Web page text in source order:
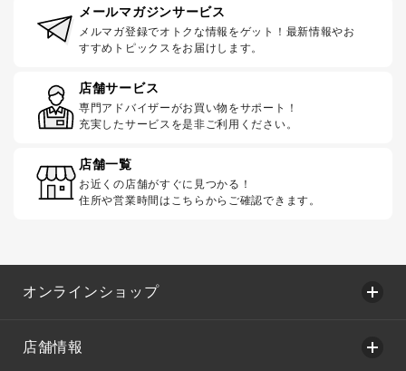
メールマガジンサービス
メルマガ登録でオトクな情報をゲット！最新情報やお
すすめトピックスをお届けします。
店舗サービス
専門アドバイザーがお買い物をサポート！
充実したサービスを是非ご利用ください。
店舗一覧
お近くの店舗がすぐに見つかる！
住所や営業時間はこちらからご確認できます。
オンラインショップ
店舗情報